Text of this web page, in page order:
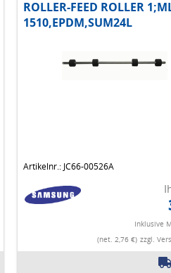
ROLLER-FEED ROLLER
1510,EPDM,SUM24L
Artikelnr.: JC66-00526A
Inklusive
(net. 2,76 €) zzgl.